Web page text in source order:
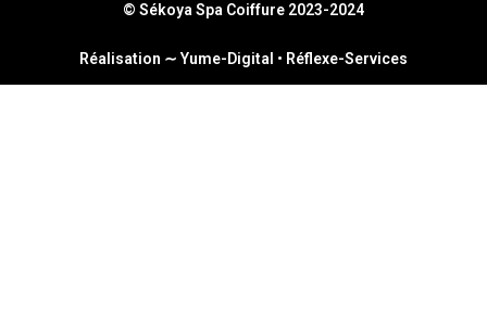
© Sékoya Spa Coiffure 2023-2024
Réalisation ∼Yume-Digital • Réflexe-Services